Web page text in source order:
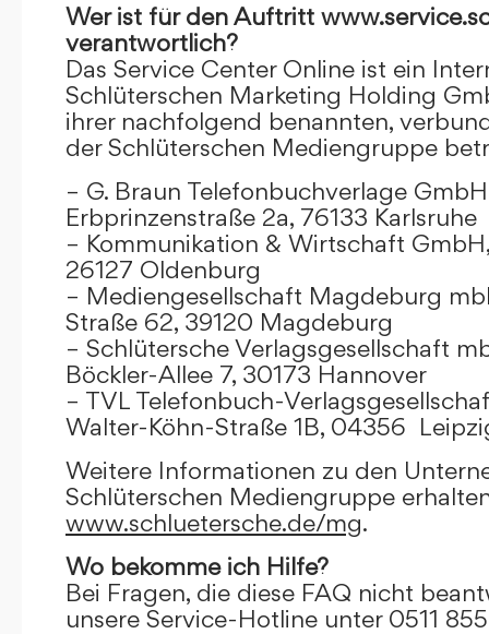
Wer ist für den Auftritt
verantwortlich?
Das Service Center Online ist ein
Schlüterschen Marketing Holding
ihrer nachfolgend benannten,
der Schlüterschen Mediengruppe
– G. Braun Telefonbuchverlage GmbH
Erbprinzenstraße 2a, 76133 Karlsruhe
– Kommunikation & Wirtschaft
26127 Oldenburg
– Mediengesellschaft Magdeburg
Straße 62, 39120 Magdeburg
– Schlütersche Verlagsgesellschaft
Böckler-Allee 7, 30173 Hannover
– TVL Telefonbuch-
Walter-Köhn-Straße 1B, 04356
Weitere Informationen zu den
Schlüterschen Mediengruppe
www.schluetersche.de/mg.
Wo bekomme ich Hilfe?
Bei Fragen, die diese FAQ nicht
unsere Service-Hotline unter 0511